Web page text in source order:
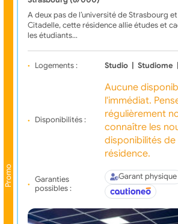
Promo
A deux pas de l’université de Strasbourg
Citadelle, cette résidence allie études et
les étudiants…
Logements : Studio | Studiome |
Disponibilités :
Aucune
l'immédiat.
régulièrement
connaître les
disponibilités
résidence.
Garanties
possibles :
Garant physique